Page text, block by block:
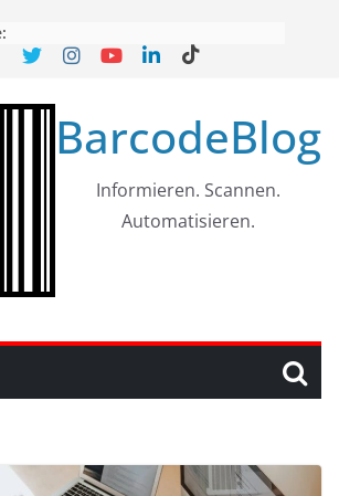
BarcodeBlog
Informieren. Scannen.
Automatisieren.